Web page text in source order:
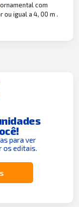
com
ou igual a 4, 00 m .
para ver
os editais.